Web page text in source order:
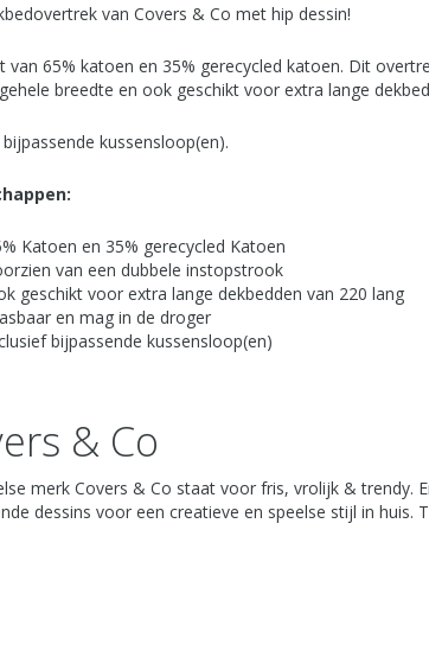
van Covers & Co met hip dessin!
van 65% katoen en 35% gerecycled katoen. Dit
breedte en ook geschikt voor extra lange
kussensloop(en).
Katoen en 35% gerecycled Katoen
van een dubbele instopstrook
geschikt voor extra lange dekbedden van 220 lang
en mag in de droger
bijpassende kussensloop(en)
& Co
merk Covers & Co staat voor fris, vrolijk & trendy.
dessins voor een creatieve en speelse stijl in